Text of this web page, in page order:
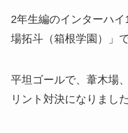
2年生編のインターハ
場拓斗（箱根学園）」で
平坦ゴールで、葦木場
リント対決になりました